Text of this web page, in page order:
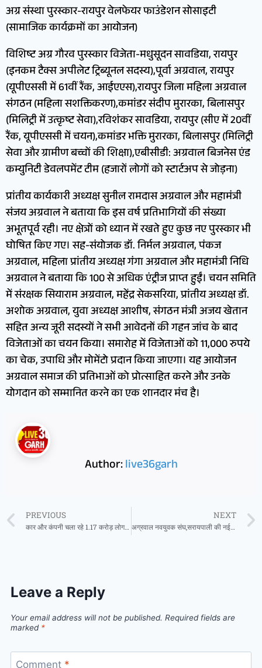
अग्र संस्था पुरस्कार-रायपुर वेलफेयर फाउंडेशन सोसाइटी
(सामाजिक कार्यक्रमों का आयोजन)
विशिष्ट अग्र गौरव पुरस्कार विजेता-मधुसूदन सावडिया, रायपुर
(इनकम टैक्स अपीलेट ट्रिब्यूनल सदस्य),पूर्वा अग्रवाल, रायपुर
(यूपीएससी में 61वीं रैंक, आईएएस),रायपुर जिला महिला अग्रवाल
संगठन (महिला सशक्तिकरण),कमांडर संदीप मुरारका, बिलासपुर
(मिलिट्री में उत्कृष्ट सेवा),रविशंकर सावडिया, रायपुर (सीए में 20वीं
रैंक, यूपीएससी में चयन),कमांडर भक्ति मुरारका, बिलासपुर (मिलिट्री
सेवा और ग्रामीण बच्चों की शिक्षा),एबीसीडी: अग्रवाल बिजनेस एंड
कम्युनिटी डेवलपमेंट टीम (हजारों लोगों को स्टार्टअप से जोड़ना)
प्रांतीय कार्यकारी अध्यक्ष सुनील रामदास अग्रवाल और महामंत्री
संजय अग्रवाल ने बताया कि इस वर्ष प्रतिभागियों की संख्या
अभूतपूर्व रही। नए क्षेत्रों को ध्यान में रखते हुए कुछ नए पुरस्कार भी
घोषित किए गए। सह-संयोजक डॉ. निर्मल अग्रवाल, पंकज
अग्रवाल, महिला प्रांतीय अध्यक्ष गंगा अग्रवाल और महामंत्री निधि
अग्रवाल ने बताया कि 100 से अधिक एंट्रीज प्राप्त हुईं। चयन समिति
में संरक्षक सियाराम अग्रवाल, महेंद्र सेकसरिया, प्रांतीय अध्यक्ष डॉ.
अशोक अग्रवाल, युवा अध्यक्ष आशीष, संगठन मंत्री अजय खेतान
सहित अन्य जूरी सदस्यों ने सभी आवेदनों की गहन जांच के बाद
विजेताओं का चयन किया। समारोह में विजेताओं को 11,000 रुपये
का चेक, उपाधि और मोमेंटो प्रदान किया जाएगा। यह आयोजन
अग्रवाल समाज की प्रतिभाओं को प्रोत्साहित करने और उनके
योगदान को सम्मानित करने का एक शानदार मंच है।
Author:live36garh
PREVIOUS
कार और कंपनी चला रहे 1.17 करोड़ लोग उठा रहे मुफ्त राशन
NEXT
अग्रवाल नवयुवक संघ,सरायपाली की नई कार्यकारिणी का गठन
Leave a Reply
Your email address will not be published. Required fields are
marked *
Comment *